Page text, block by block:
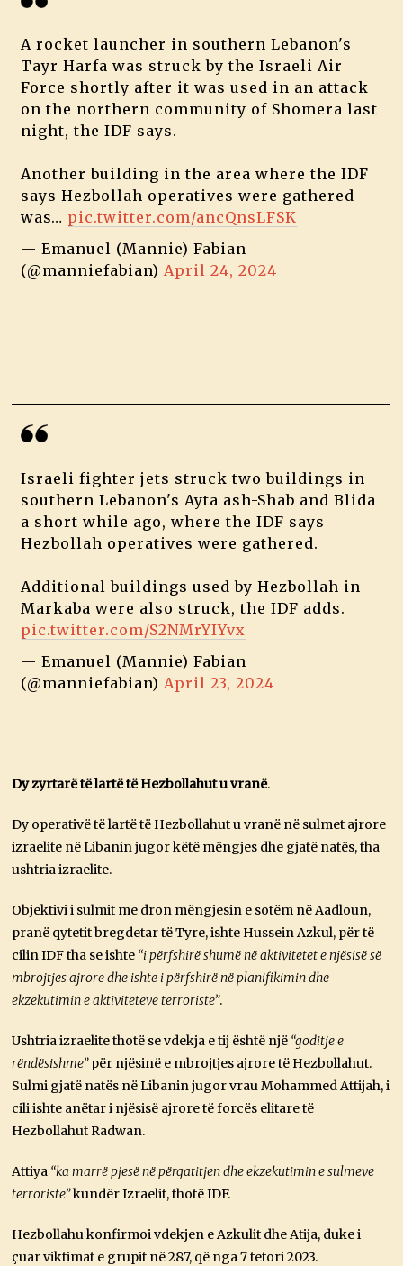
A rocket launcher in southern Lebanon's
Tayr Harfa was struck by the Israeli Air
Force shortly after it was used in an attack
on the northern community of Shomera last
night, the IDF says.
Another building in the area where the IDF
says Hezbollah operatives were gathered
was… pic.twitter.com/ancQnsLFSK
— Emanuel (Mannie) Fabian
(@manniefabian) April 24, 2024
Israeli fighter jets struck two buildings in
southern Lebanon's Ayta ash-Shab and Blida
a short while ago, where the IDF says
Hezbollah operatives were gathered.
Additional buildings used by Hezbollah in
Markaba were also struck, the IDF adds.
pic.twitter.com/S2NMrYIYvx
— Emanuel (Mannie) Fabian
(@manniefabian) April 23, 2024
Dy zyrtarë të lartë të Hezbollahut u vranë.
Dy operativë të lartë të Hezbollahut u vranë në sulmet ajrore
izraelite në Libanin jugor këtë mëngjes dhe gjatë natës, tha
ushtria izraelite.
Objektivi i sulmit me dron mëngjesin e sotëm në Aadloun,
pranë qytetit bregdetar të Tyre, ishte Hussein Azkul, për të
cilin IDF tha se ishte “i përfshirë shumë në aktivitetet e njësisë së
mbrojtjes ajrore dhe ishte i përfshirë në planifikimin dhe
ekzekutimin e aktiviteteve terroriste”.
Ushtria izraelite thotë se vdekja e tij është një “goditje e
rëndësishme”për njësinë e mbrojtjes ajrore të Hezbollahut.
Sulmi gjatë natës në Libanin jugor vrau Mohammed Attijah, i
cili ishte anëtar i njësisë ajrore të forcës elitare të
Hezbollahut Radwan.
Attiya “ka marrë pjesë në përgatitjen dhe ekzekutimin e sulmeve
terroriste”kundër Izraelit, thotë IDF.
Hezbollahu konfirmoi vdekjen e Azkulit dhe Atija, duke i
çuar viktimat e grupit në 287, që nga 7 tetori 2023.